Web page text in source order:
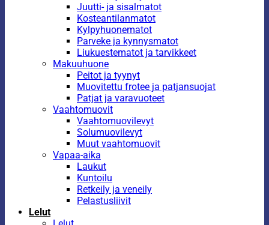
Juutti- ja sisalmatot
Kosteantilanmatot
Kylpyhuonematot
Parveke ja kynnysmatot
Liukuestematot ja tarvikkeet
Makuuhuone
Peitot ja tyynyt
Muovitettu frotee ja patjansuojat
Patjat ja varavuoteet
Vaahtomuovit
Vaahtomuovilevyt
Solumuovilevyt
Muut vaahtomuovit
Vapaa-aika
Laukut
Kuntoilu
Retkeily ja veneily
Pelastusliivit
Lelut